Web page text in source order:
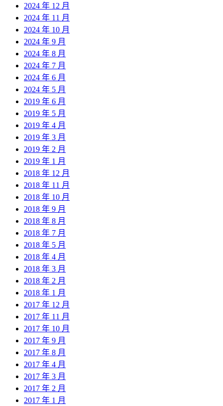
2024 年 12 月
2024 年 11 月
2024 年 10 月
2024 年 9 月
2024 年 8 月
2024 年 7 月
2024 年 6 月
2024 年 5 月
2019 年 6 月
2019 年 5 月
2019 年 4 月
2019 年 3 月
2019 年 2 月
2019 年 1 月
2018 年 12 月
2018 年 11 月
2018 年 10 月
2018 年 9 月
2018 年 8 月
2018 年 7 月
2018 年 5 月
2018 年 4 月
2018 年 3 月
2018 年 2 月
2018 年 1 月
2017 年 12 月
2017 年 11 月
2017 年 10 月
2017 年 9 月
2017 年 8 月
2017 年 4 月
2017 年 3 月
2017 年 2 月
2017 年 1 月